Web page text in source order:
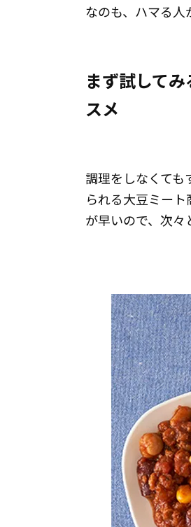
なのも、ハマる人
まず試して
スメ
調理をしなくて
られる大豆ミー
が早いので、次々